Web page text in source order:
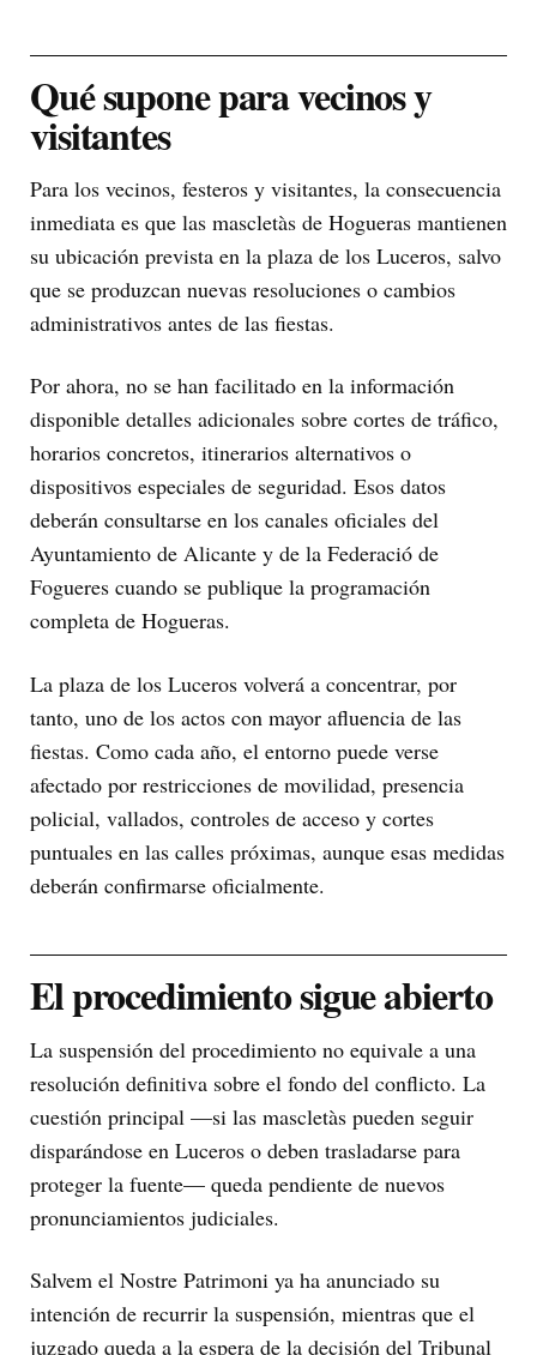
Qué supone para vecinos y
visitantes
Para los vecinos, festeros y visitantes, la consecuencia
inmediata es que las mascletàs de Hogueras mantienen
su ubicación prevista en la plaza de los Luceros, salvo
que se produzcan nuevas resoluciones o cambios
administrativos antes de las fiestas.
Por ahora, no se han facilitado en la información
disponible detalles adicionales sobre cortes de tráfico,
horarios concretos, itinerarios alternativos o
dispositivos especiales de seguridad. Esos datos
deberán consultarse en los canales oficiales del
Ayuntamiento de Alicante y de la Federació de
Fogueres cuando se publique la programación
completa de Hogueras.
La plaza de los Luceros volverá a concentrar, por
tanto, uno de los actos con mayor afluencia de las
fiestas. Como cada año, el entorno puede verse
afectado por restricciones de movilidad, presencia
policial, vallados, controles de acceso y cortes
puntuales en las calles próximas, aunque esas medidas
deberán confirmarse oficialmente.
El procedimiento sigue abierto
La suspensión del procedimiento no equivale a una
resolución definitiva sobre el fondo del conflicto. La
cuestión principal —si las mascletàs pueden seguir
disparándose en Luceros o deben trasladarse para
proteger la fuente— queda pendiente de nuevos
pronunciamientos judiciales.
Salvem el Nostre Patrimoni ya ha anunciado su
intención de recurrir la suspensión, mientras que el
juzgado queda a la espera de la decisión del Tribunal